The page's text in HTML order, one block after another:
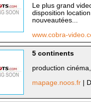
Le plus grand
disposition
nouveautées...
www.cobra-
5 continents
production
mapage.noos.fr
|